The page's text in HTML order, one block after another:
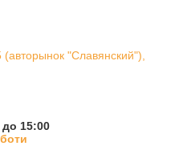
"Славянский"),
до 15:00